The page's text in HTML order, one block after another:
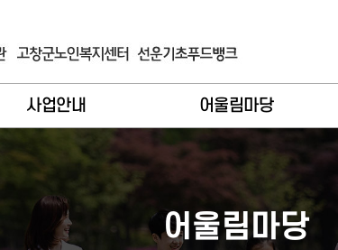
사업안내
회원가입 및 이용안내
사례관리기능
서비스제공기능
어울림마당
이달의활동
노인복지
어울림마당